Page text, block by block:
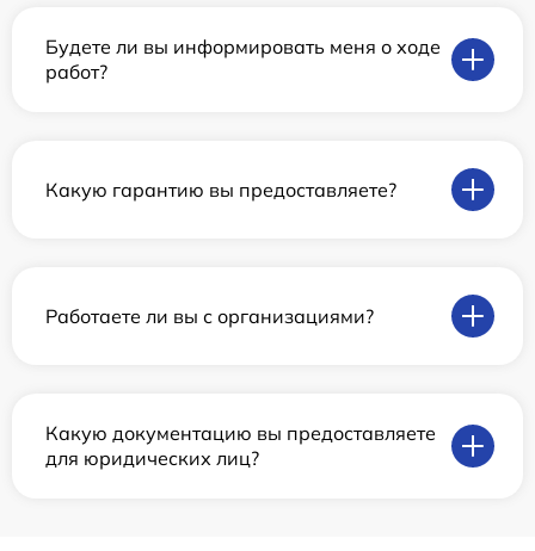
Будете ли вы информировать меня о ходе
работ?
Какую гарантию вы предоставляете?
Работаете ли вы с организациями?
Какую документацию вы предоставляете
для юридических лиц?